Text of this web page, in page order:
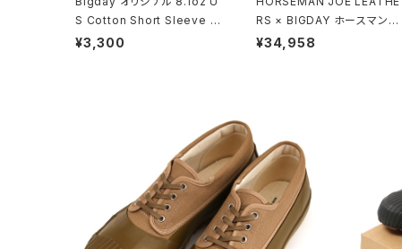
S Cotton Short Sleeve T
シャツ 半袖 無地Tシャツ US
¥3,300
RS × BIGDAY ホースマンジ
ョー ダブルモンクストラップサ
¥34,958
MOONSTAR ムーンスター MUDGUA
RD ローカットスニーカー KHAKI
¥16,500
スニー